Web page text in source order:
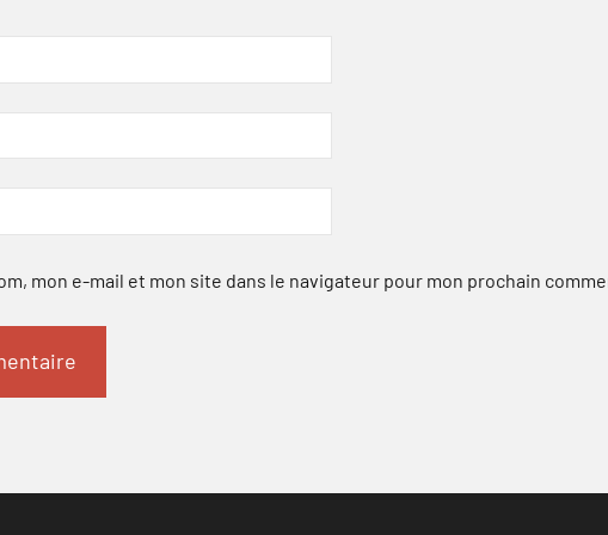
mon e-mail et mon site dans le navigateur pour mon prochain